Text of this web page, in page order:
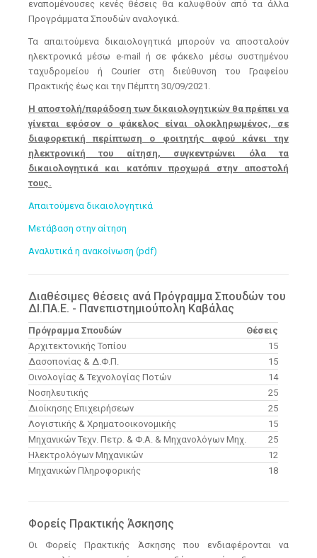
εναπομένουσες κενές θέσεις θα καλυφθούν από τα άλλα
Προγράμματα Σπουδών αναλογικά.
Τα απαιτούμενα δικαιολογητικά μπορούν να αποσταλούν
ηλεκτρονικά μέσω e-mail ή σε φάκελο μέσω συστημένου
ταχυδρομείου ή Courier στη διεύθυνση του Γραφείου
Πρακτικής έως και την Πέμπτη 30/09/2021.
Η αποστολή/παράδοση των δικαιολογητικών θα πρέπει να
γίνεται εφόσον ο φάκελος είναι ολοκληρωμένος, σε
διαφορετική περίπτωση ο φοιτητής αφού κάνει την
ηλεκτρονική του αίτηση, συγκεντρώνει όλα τα
δικαιολογητικά και κατόπιν προχωρά στην αποστολή
τους.
Απαιτούμενα δικαιολογητικά
Μετάβαση στην αίτηση
Αναλυτικά η ανακοίνωση (pdf)
Διαθέσιμες θέσεις ανά Πρόγραμμα Σπουδών του
ΔΙ.ΠΑ.Ε. - Πανεπιστημιούπολη Καβάλας
Πρόγραμμα Σπουδών
Θέσεις
Αρχιτεκτονικής Τοπίου
15
Δασοπονίας & Δ.Φ.Π.
15
Οινολογίας & Τεχνολογίας Ποτών
14
Νοσηλευτικής
25
Διοίκησης Επιχειρήσεων
25
Λογιστικής & Χρηματοοικονομικής
15
Μηχανικών Τεχν. Πετρ. & Φ.Α. & Μηχανολόγων Μηχ.
25
Ηλεκτρολόγων Μηχανικών
12
Μηχανικών Πληροφορικής
18
Φορείς Πρακτικής Άσκησης
Οι Φορείς Πρακτικής Άσκησης που ενδιαφέρονται να